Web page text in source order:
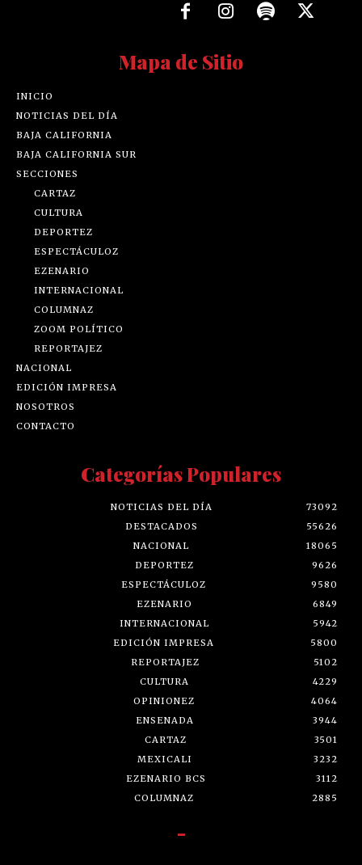
Mapa de Sitio
INICIO
NOTICIAS DEL DÍA
BAJA CALIFORNIA
BAJA CALIFORNIA SUR
SECCIONES
CARTAZ
CULTURA
DEPORTEZ
ESPECTÁCULOZ
EZENARIO
INTERNACIONAL
COLUMNAZ
ZOOM POLÍTICO
REPORTAJEZ
NACIONAL
EDICIÓN IMPRESA
NOSOTROS
CONTACTO
Categorías Populares
NOTICIAS DEL DÍA
73092
DESTACADOS
55626
NACIONAL
18065
DEPORTEZ
9626
ESPECTÁCULOZ
9580
EZENARIO
6849
INTERNACIONAL
5942
EDICIÓN IMPRESA
5800
REPORTAJEZ
5102
CULTURA
4229
OPINIONEZ
4064
ENSENADA
3944
CARTAZ
3501
MEXICALI
3232
EZENARIO BCS
3112
COLUMNAZ
2885
-